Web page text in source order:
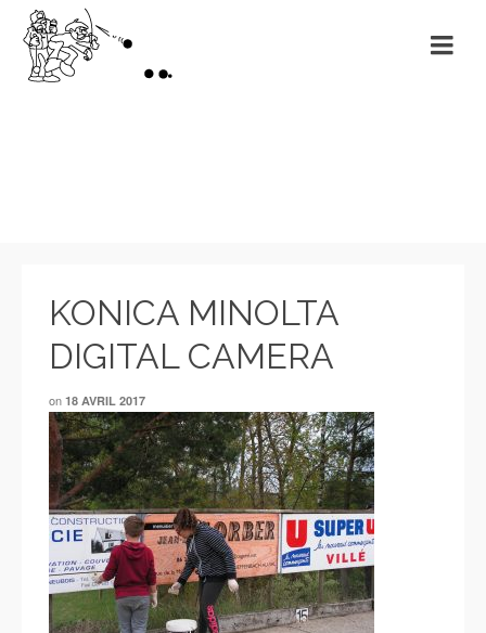
KONICA MINOLTA
DIGITAL CAMERA
on 18 AVRIL 2017